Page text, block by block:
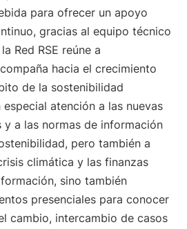
para ofrecer un apoyo
gracias al equipo técnico
Red RSE reúne a
hacia el crecimiento
de la sostenibilidad
atención a las nuevas
y a las normas de información
pero también a
climática y las finanzas
sino también
presenciales para conocer
cambio, intercambio de casos